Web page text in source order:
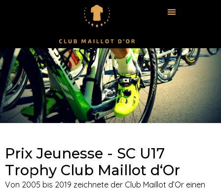
​Prix Jeunesse - SC U17
Trophy Club Maillot d‘Or
Von 2005 bis 2019 zeichnete der Club Maillot d’Or einen